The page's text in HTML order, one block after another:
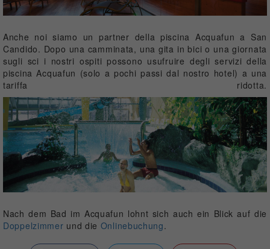
Anche noi siamo un partner della piscina Acquafun a San
Candido. Dopo una camminata, una gita in bici o una giornata
sugli sci i nostri ospiti possono usufruire degli servizi della
piscina Acquafun (solo a pochi passi dal nostro hotel) a una
tariffa ridotta.
Nach dem Bad im Acquafun lohnt sich auch ein Blick auf die
Doppelzimmer und die Onlinebuchung.